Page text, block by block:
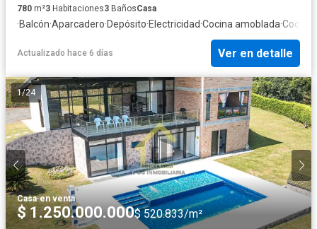
780 m²3 Habitaciones3 BañosCasa
·Balcón·Aparcadero·Depósito·Electricidad·Cocina amoblada·Cocina
Actualizado hace 6 días Ver en detalle
1/24
Casa·en venta
$ 1.250.000.000$ 520.833/m²